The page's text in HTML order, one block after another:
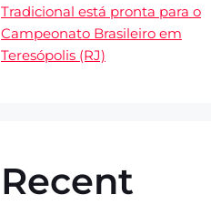
Tradicional está pronta para o
Campeonato Brasileiro em
Teresópolis (RJ)
Recent